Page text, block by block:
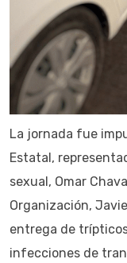
La jornada fue
Estatal,
sexual, Omar
Organización,
entrega de
infecciones de